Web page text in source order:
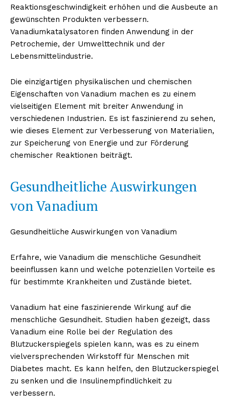
Reaktionsgeschwindigkeit erhöhen und die Ausbeute an
gewünschten Produkten verbessern.
Vanadiumkatalysatoren finden Anwendung in der
Petrochemie, der Umwelttechnik und der
Lebensmittelindustrie.
Die einzigartigen physikalischen und chemischen
Eigenschaften von Vanadium machen es zu einem
vielseitigen Element mit breiter Anwendung in
verschiedenen Industrien. Es ist faszinierend zu sehen,
wie dieses Element zur Verbesserung von Materialien,
zur Speicherung von Energie und zur Förderung
chemischer Reaktionen beiträgt.
Gesundheitliche Auswirkungen
von Vanadium
Gesundheitliche Auswirkungen von Vanadium
Erfahre, wie Vanadium die menschliche Gesundheit
beeinflussen kann und welche potenziellen Vorteile es
für bestimmte Krankheiten und Zustände bietet.
Vanadium hat eine faszinierende Wirkung auf die
menschliche Gesundheit. Studien haben gezeigt, dass
Vanadium eine Rolle bei der Regulation des
Blutzuckerspiegels spielen kann, was es zu einem
vielversprechenden Wirkstoff für Menschen mit
Diabetes macht. Es kann helfen, den Blutzuckerspiegel
zu senken und die Insulinempfindlichkeit zu
verbessern.